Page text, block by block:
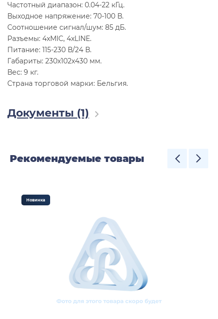
Частотный диапазон: 0.04-22 кГц.
Выходное напряжение: 70-100 В.
Соотношение сигнал/шум: 85 дБ.
Разъемы: 4хMIC, 4xLINE.
Питание: 115-230 В/24 В.
Габариты: 230х102х430 мм.
Вес: 9 кг.
Страна торговой марки: Бельгия.
Документы (1)
Рекомендуемые товары
Новинка